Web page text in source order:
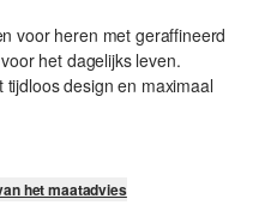
voor heren met geraffineerd
het dagelijks leven.
design en maximaal
het maatadvies